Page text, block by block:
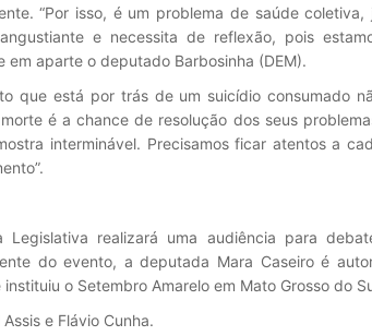
“Por isso, é um problema de saúde coletiva,
e necessita de reflexão, pois
em aparte o deputado Barbosinha (DEM).
que está por trás de um suicídio consumado
é a chance de resolução dos seus
interminável. Precisamos ficar atentos a
realizará uma audiência para
do evento, a deputada Mara Caseiro é
instituiu o Setembro Amarelo em Mato Grosso do
e Flávio Cunha.